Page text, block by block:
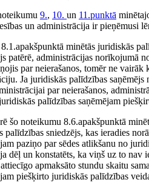
9., 10. un 11.punktā
un administrācija ir pieņēmusi
minētās juridiskās
patērē, administrācijas norīkojumā
par neierašanos, tomēr ne
Ja juridiskās palīdzības
par neierašanos,
palīdzības saņēmējam
šo noteikumu 8.6.apakšpunktā
sniedzējs, kas ieradies
paziņo par sēdes atlikšanu no
dēļ un konstatēts, ka viņš uz to nav
apmaksāto stundu skaitu
piešķirto juridiskās palīdzības